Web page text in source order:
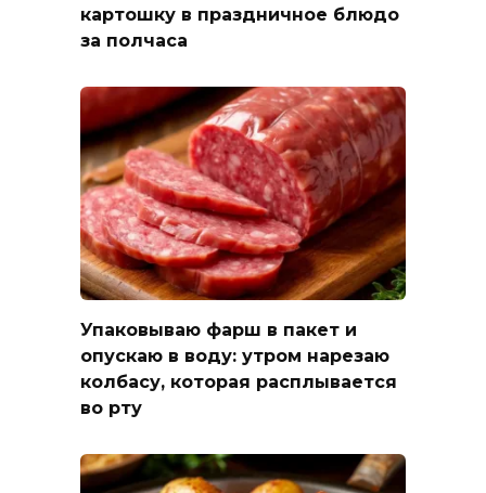
картошку в праздничное блюдо
за полчаса
Упаковываю фарш в пакет и
опускаю в воду: утром нарезаю
колбасу, которая расплывается
во рту